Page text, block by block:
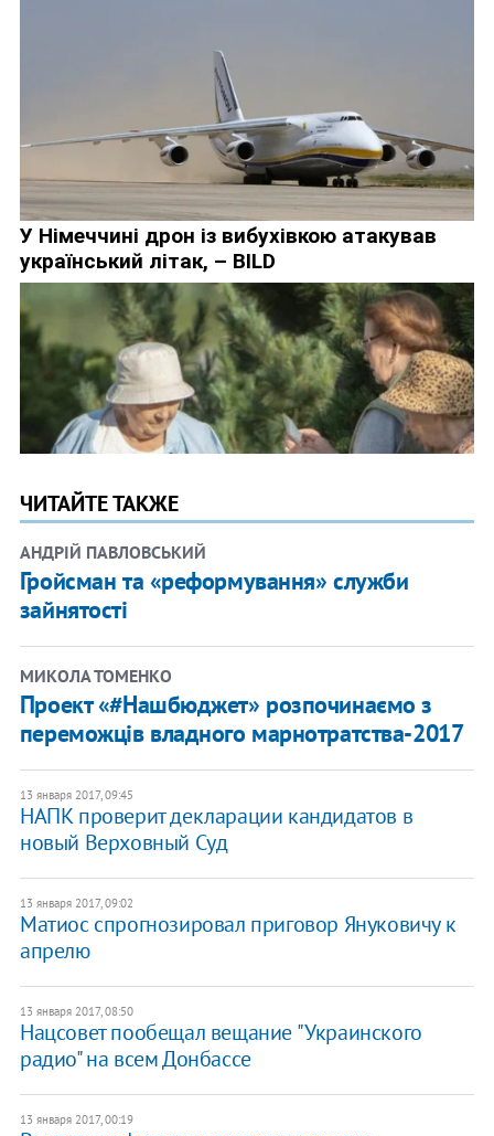
ЧИТАЙТЕ ТАКЖЕ
АНДРІЙ ПАВЛОВСЬКИЙ
Гройсман та «реформування» служби
зайнятості
МИКОЛА ТОМЕНКО
Проект «#Нашбюджет» розпочинаємо з
переможців владного марнотратства-2017
13 января 2017, 09:45
НАПК проверит декларации кандидатов в
новый Верховный Суд
13 января 2017, 09:02
Матиос спрогнозировал приговор Януковичу к
апрелю
13 января 2017, 08:50
Нацсовет пообещал вещание "Украинского
радио" на всем Донбассе
13 января 2017, 00:19